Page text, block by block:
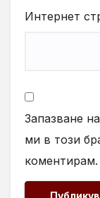
Интернет
Запазване
ми в този
коментирам.